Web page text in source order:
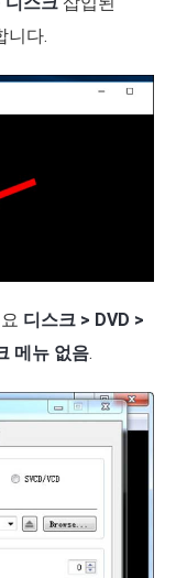
니다.
디스크 > DVD >
메뉴 없음.